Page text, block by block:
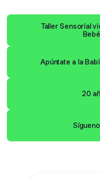
Taller Sensorial
Apúntate a la
20